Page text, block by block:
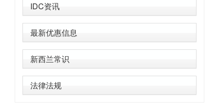
IDC资讯
最新优惠信息
新西兰常识
法律法规